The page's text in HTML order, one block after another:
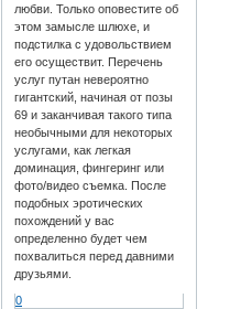
любви. Только оповестите об
этом замысле шлюхе, и
подстилка с удовольствием
его осуществит. Перечень
услуг путан невероятно
гигантский, начиная от позы
69 и заканчивая такого типа
необычными для некоторых
услугами, как легкая
доминация, фингеринг или
фото/видео съемка. После
подобных эротических
похождений у вас
определенно будет чем
похвалиться перед давними
друзьями.
0